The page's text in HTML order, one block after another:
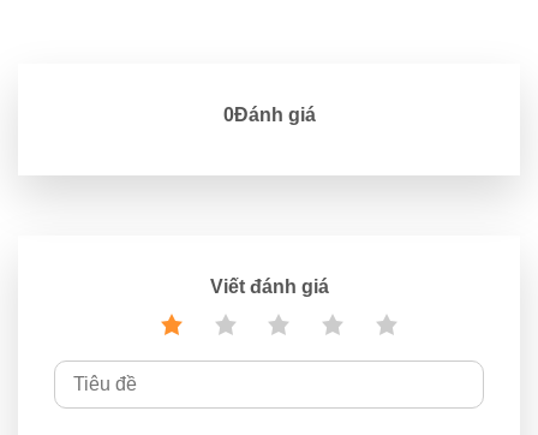
0Đánh giá
Viết đánh giá